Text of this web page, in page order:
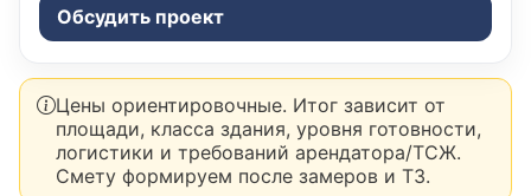
Обсудить проект
Цены ориентировочные. Итог зависит от
площади, класса здания, уровня готовности,
логистики и требований арендатора/ТСЖ.
Смету формируем после замеров и ТЗ.